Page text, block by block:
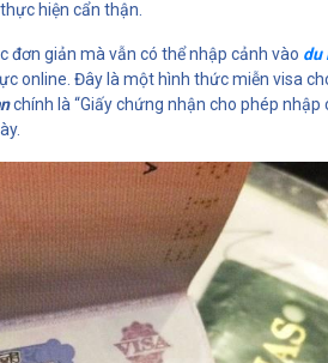
hiện cẩn thận.
đơn giản mà vẫn có thể nhập cảnh vào du
online. Đây là một hình thức miễn visa
chính là “Giấy chứng nhận cho phép nhập